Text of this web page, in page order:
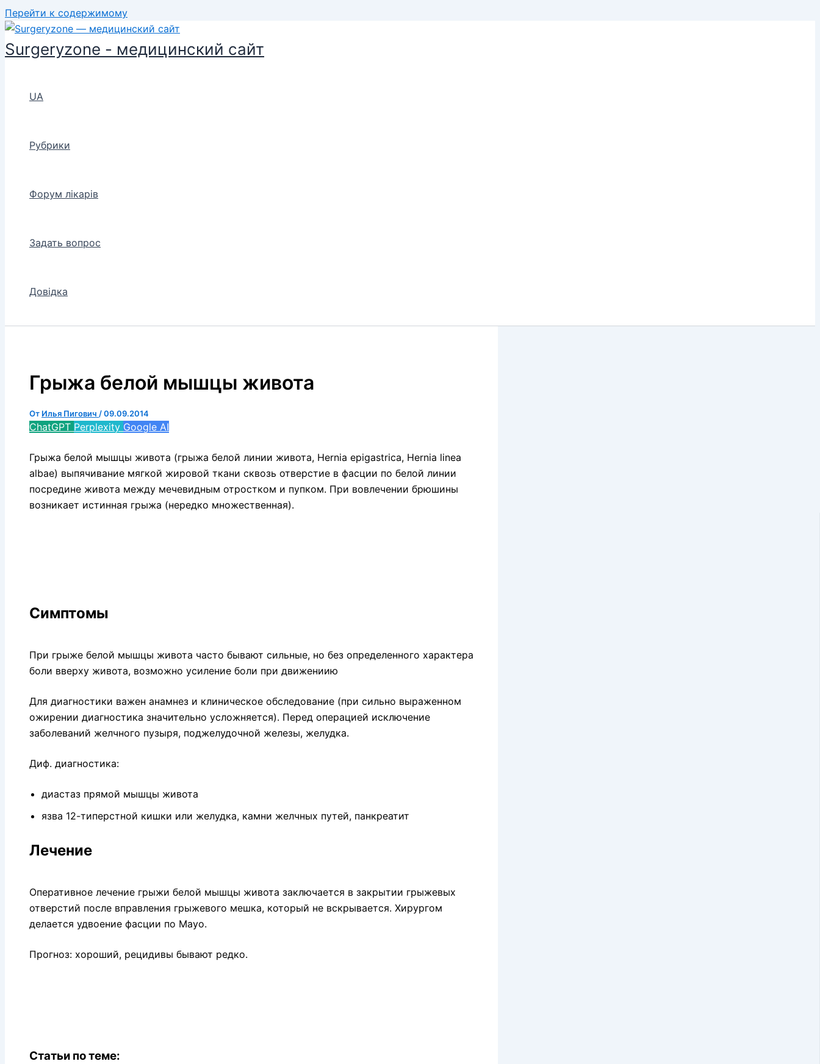
Перейти к содержимому
Surgeryzone - медицинский сайт
UA
Рубрики
Форум лікарів
Задать вопрос
Довідка
Грыжа белой мышцы живота
От Илья Пигович /09.09.2014
ChatGPT Perplexity Google AI
Грыжа белой мышцы живота (грыжа белой линии живота, Hernia epigastrica, Hernia linea
albae) выпячивание мягкой жировой ткани сквозь отверстие в фасции по белой линии
посредине живота между мечевидным отростком и пупком. При вовлечении брюшины
возникает истинная грыжа (нередко множественная).
Симптомы
При грыже белой мышцы живота часто бывают сильные, но без определенного характера
боли вверху живота, возможно усиление боли при движениию
Для диагностики важен анамнез и клиническое обследование (при сильно выраженном
ожирении диагностика значительно усложняется). Перед операцией исключение
заболеваний желчного пузыря, поджелудочной железы, желудка.
Диф. диагностика:
диастаз прямой мышцы живота
язва 12-типерстной кишки или желудка, камни желчных путей, панкреатит
Лечение
Оперативное лечение грыжи белой мышцы живота заключается в закрытии грыжевых
отверстий после вправления грыжевого мешка, который не вскрывается. Хирургом
делается удвоение фасции по Мауо.
Прогноз: хороший, рецидивы бывают редко.
Статьи по теме: